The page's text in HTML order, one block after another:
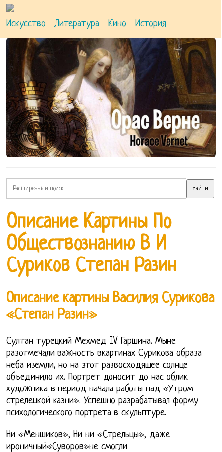
Искусство Литература Кино История
Описание Картины По
Обществознанию В И
Суриков Степан Разин
Описание картины Василия Сурикова
«Степан Разин»
Султан турецкий Мехмед IV. Гаршина. Мыне
разотмечали важность вкартинах Сурикова образа
неба иземли, но на этот развосходящее солнце
объединило их. Портрет доносит до нас облик
художника в период начала работы над «Утром
стрелецкой казни». Успешно разрабатывал форму
психологического портрета в скульптуре.
Ни «Меншиков», Ни ни «Стрельцы», даже
ироничный«Суворов»не смогли